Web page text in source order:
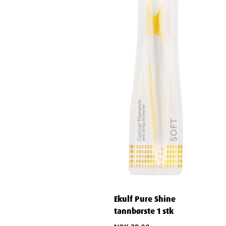
Effektiv plakkfjerning uten overdreven press
Fleksibilitet til å tilpasse til ulike mellomromstørrelser
Spesielt utviklet for utfordrende situasjoner
For deg med faste
Akkumulert mat og plakk som vanlig tannbørste ikke når
Behov for skånsom men grundig rengjøring
Opprettholdelse av tannhelse under reguleringsbehandling
Spesialdesignet for:
Forebygging av betennelse rundt implantater
Ekulf Pure Shine
tannbørste 1 stk